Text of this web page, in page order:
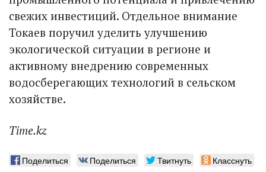
свежих инвестиций. Отдельное внимание
Токаев поручил уделить улучшению
экологической ситуации в регионе и
активному внедрению современных
водосберегающих технологий в сельском
хозяйстве.
Time.kz
Поделиться Поделиться Твитнуть Класснуть